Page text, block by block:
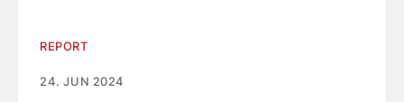
REPORT
24. JUN 2024